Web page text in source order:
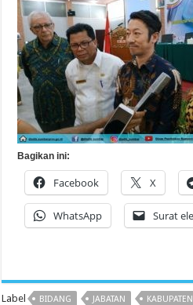
Bagikan ini:
Facebook X
WhatsApp Surat
Label BIDANG JABATAN KABUPATEN